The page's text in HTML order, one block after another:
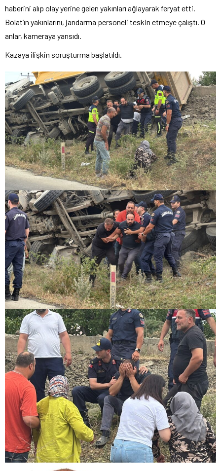
haberini alıp olay yerine gelen yakınları ağlayarak feryat etti.
Bolat’ın yakınlarını, jandarma personeli teskin etmeye çalıştı. O
anlar, kameraya yansıdı.
Kazaya ilişkin soruşturma başlatıldı.